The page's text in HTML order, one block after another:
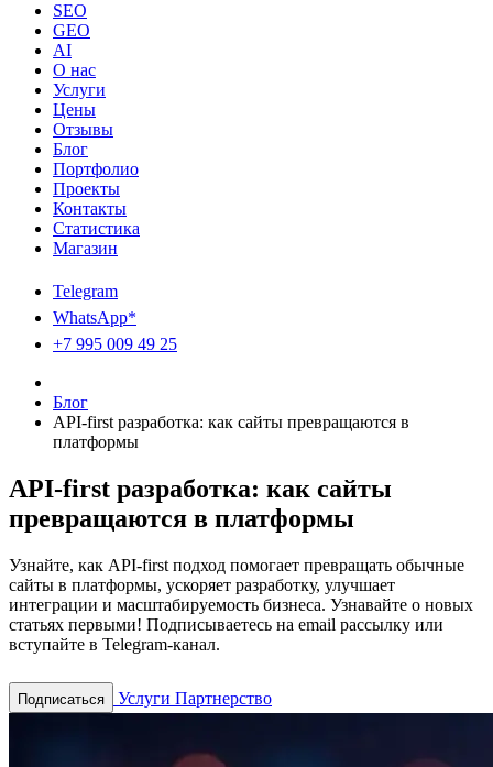
SEO
GEO
AI
О нас
Услуги
Цены
Отзывы
Блог
Портфолио
Проекты
Контакты
Статистика
Магазин
Telegram
WhatsApp*
+7 995 009 49 25
Блог
API-first разработка: как сайты превращаются в
платформы
API-first разработка: как сайты
превращаются в платформы
Узнайте, как API-first подход помогает превращать обычные
сайты в платформы, ускоряет разработку, улучшает
интеграции и масштабируемость бизнеса. Узнавайте о новых
статьях первыми! Подписываетесь на email рассылку или
вступайте в Telegram-канал.
Подписаться Услуги Партнерство